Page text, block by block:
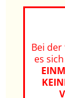
Bei
es sich